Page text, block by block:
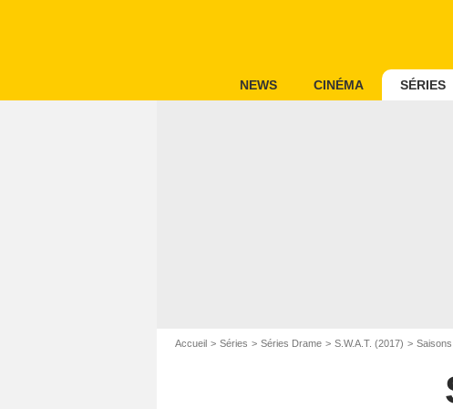
NEWS CINÉMA SÉRIES
Accueil Séries Séries Drame S.W.A.T. (2017)